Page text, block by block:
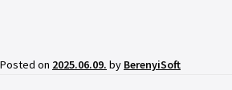
Posted on 2025.06.09. by BerenyiSoft